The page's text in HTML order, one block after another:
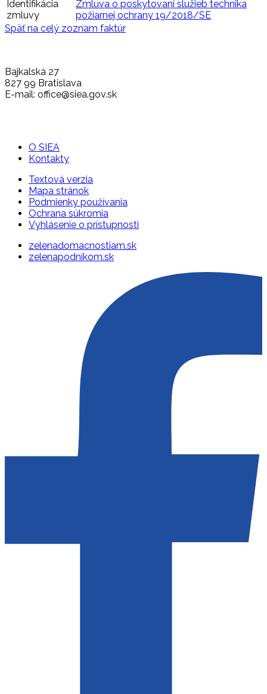
Identifikácia
zmluvy
Zmluva o poskytovaní služieb technika
požiarnej ochrany 19/2018/SE
Späť na celý zoznam faktúr
Bajkalská 27
827 99 Bratislava
E-mail: office@siea.gov.sk
O SIEA
Kontakty
Textová verzia
Mapa stránok
Podmienky používania
Ochrana súkromia
Vyhlásenie o prístupnosti
zelenadomacnostiam.sk
zelenapodnikom.sk